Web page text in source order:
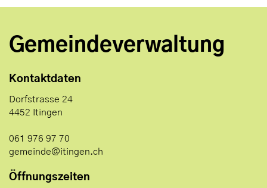
Gemeindeverwaltung
Kontaktdaten
Dorfstrasse 24
4452 Itingen
061 976 97 70
gemeinde@itingen.ch
Öffnungszeiten